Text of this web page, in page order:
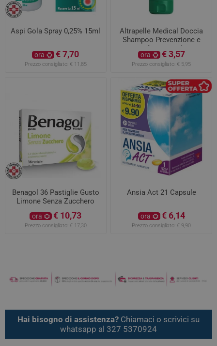
Aspi Gola Spray 0,25% 15ml
ora € 7,70
Prezzo consigliato: € 11,85
Altrapelle Medical Doccia
Shampoo Prevenzione e
Difesa 200ml
ora € 3,57
Prezzo consigliato: € 5,95
Benagol 36 Pastiglie Gusto
Limone Senza Zucchero
ora € 10,73
Prezzo consigliato: € 17,30
Ansia Act 21 Capsule
ora € 6,14
Prezzo consigliato: € 9,90
Hai bisogno di assistenza? Chiamaci o scrivici su
whatsapp al 327 5370924